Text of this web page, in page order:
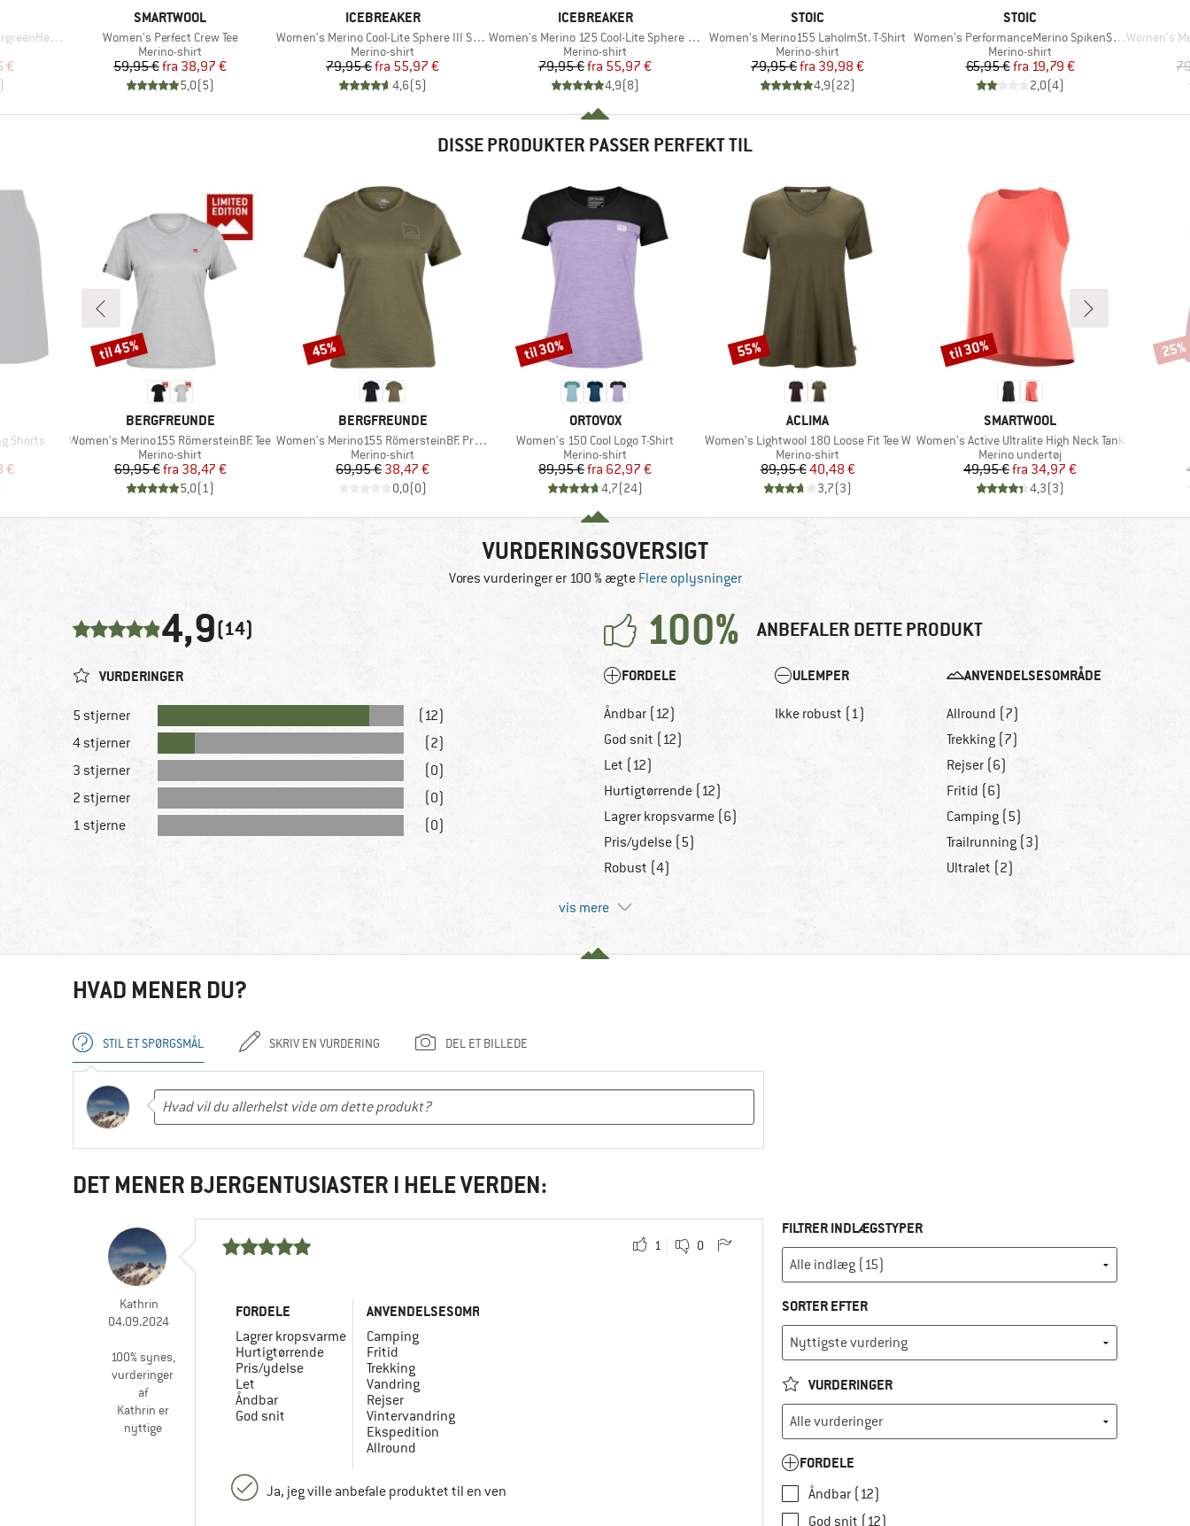
T-Shirt
€
MÆRKE
SMARTWOOL
Artikel
Women's Perfect Crew Tee
Produktgruppe
Merino-shirt
Pris
59,95 € Nedsat pris
fra 38,97 €
5,0(5)
MÆRKE
ICEBREAKER
Artikel
Women's Merino Cool-Lite Sphere III S/S Scoop
Produktgruppe
Merino-shirt
Pris
79,95 € Nedsat pris
fra 55,97 €
4,6(5)
MÆRKE
ICEBREAKER
Artikel
Women's Merino 125 Cool-Lite Sphere III S/S Tee
Produktgruppe
Merino-shirt
Pris
79,95 € Nedsat pris
fra 55,97 €
4,9(8)
MÆRKE
STOIC
Artikel
Women's Merino155 LaholmSt. T-Shirt
Produktgruppe
Merino-shirt
Pris
79,95 € Nedsat pris
fra 39,98 €
4,9(22)
MÆRKE
STOIC
Artikel
Women's PerformanceMerino SpikenSt. Shirt II
Produktgruppe
Merino-shirt
Pris
65,95 € Nedsat pris
fra 19,79 €
2,0(4)
Artikel
Women's
DISSE PRODUKTER PASSER PERFEKT TIL
Shorts
€
MÆRKE
BERGFREUNDE
Artikel
Women's Merino155 RömersteinBF. Tee
Produktgruppe
Merino-shirt
Pris
69,95 € Nedsat pris
fra 38,47 €
5,0(1)
Rabat
til 45%
MÆRKE
BERGFREUNDE
Artikel
Women's Merino155 RömersteinBF. Print Tee
Produktgruppe
Merino-shirt
Pris
69,95 €Nedsat pris
38,47 €
0,0(0)
Rabat
45%
MÆRKE
ORTOVOX
Artikel
Women's 150 Cool Logo T-Shirt
Produktgruppe
Merino-shirt
Pris
89,95 € Nedsat pris
fra 62,97 €
4,7(24)
Rabat
til 30%
MÆRKE
ACLIMA
Artikel
Women's Lightwool 180 Loose Fit Tee W
Produktgruppe
Merino-shirt
Pris
89,95 €Nedsat pris
40,48 €
3,7(3)
Rabat
55%
MÆRKE
SMARTWOOL
Artikel
Women's Active Ultralite High Neck Tank
Produktgruppe
Merino undertøj
Pris
49,95 € Nedsat pris
fra 34,97 €
4,3(3)
Rabat
til 30% Rabat
25%
VURDERINGSOVERSIGT
Vores vurderinger er 100 % ægte Flere oplysninger
4,9(14) 100% ANBEFALER DETTE PRODUKT
VURDERINGER
5 stjerner
(12)
4 stjerner
(2)
3 stjerner
(0)
2 stjerner
(0)
1 stjerne
(0)
FORDELE
Åndbar (12)
God snit (12)
Let (12)
Hurtigtørrende (12)
Lagrer kropsvarme (6)
Pris/ydelse (5)
Robust (4)
ULEMPER
Ikke robust (1)
ANVENDELSESOMRÅDE
Allround (7)
Trekking (7)
Rejser (6)
Fritid (6)
Camping (5)
Trailrunning (3)
Ultralet (2)
vis mere
HVAD MENER DU?
STIL ET SPØRGSMÅL SKRIV EN VURDERING DEL ET BILLEDE
DET MENER BJERGENTUSIASTER I HELE VERDEN:
Kathrin
04.09.2024
100% synes,
vurderinger
af
Kathrin er
nyttige
1 0
FORDELE
Lagrer kropsvarme
Hurtigtørrende
Pris/ydelse
Let
Åndbar
God snit
ANVENDELSESOMRÅDE
Camping
Fritid
Trekking
Vandring
Rejser
Vintervandring
Ekspedition
Allround
Ja, jeg ville anbefale produktet til en ven
FILTRER INDLÆGSTYPER
SORTER EFTER
VURDERINGER
FORDELE
Åndbar (12)
God snit (12)